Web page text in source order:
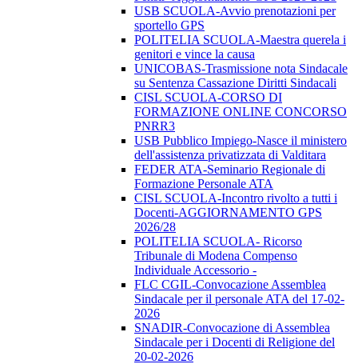
USB SCUOLA-Avvio prenotazioni per
sportello GPS
POLITELIA SCUOLA-Maestra querela i
genitori e vince la causa
UNICOBAS-Trasmissione nota Sindacale
su Sentenza Cassazione Diritti Sindacali
CISL SCUOLA-CORSO DI
FORMAZIONE ONLINE CONCORSO
PNRR3
USB Pubblico Impiego-Nasce il ministero
dell'assistenza privatizzata di Valditara
FEDER ATA-Seminario Regionale di
Formazione Personale ATA
CISL SCUOLA-Incontro rivolto a tutti i
Docenti-AGGIORNAMENTO GPS
2026/28
POLITELIA SCUOLA- Ricorso
Tribunale di Modena Compenso
Individuale Accessorio -
FLC CGIL-Convocazione Assemblea
Sindacale per il personale ATA del 17-02-
2026
SNADIR-Convocazione di Assemblea
Sindacale per i Docenti di Religione del
20-02-2026